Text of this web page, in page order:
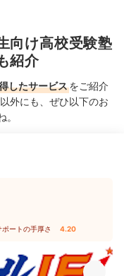
向け高校受験塾
紹介
したサービスをご紹介
外にも、ぜひ以下のお
ポートの手厚さ 4.20